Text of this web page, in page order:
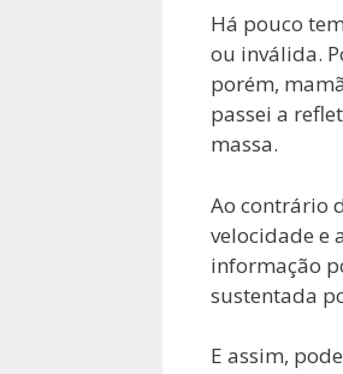
Há pouco
ou inválida.
porém,
passei a
massa.
Ao contrário
velocidade e
informação
sustentada
E assim,